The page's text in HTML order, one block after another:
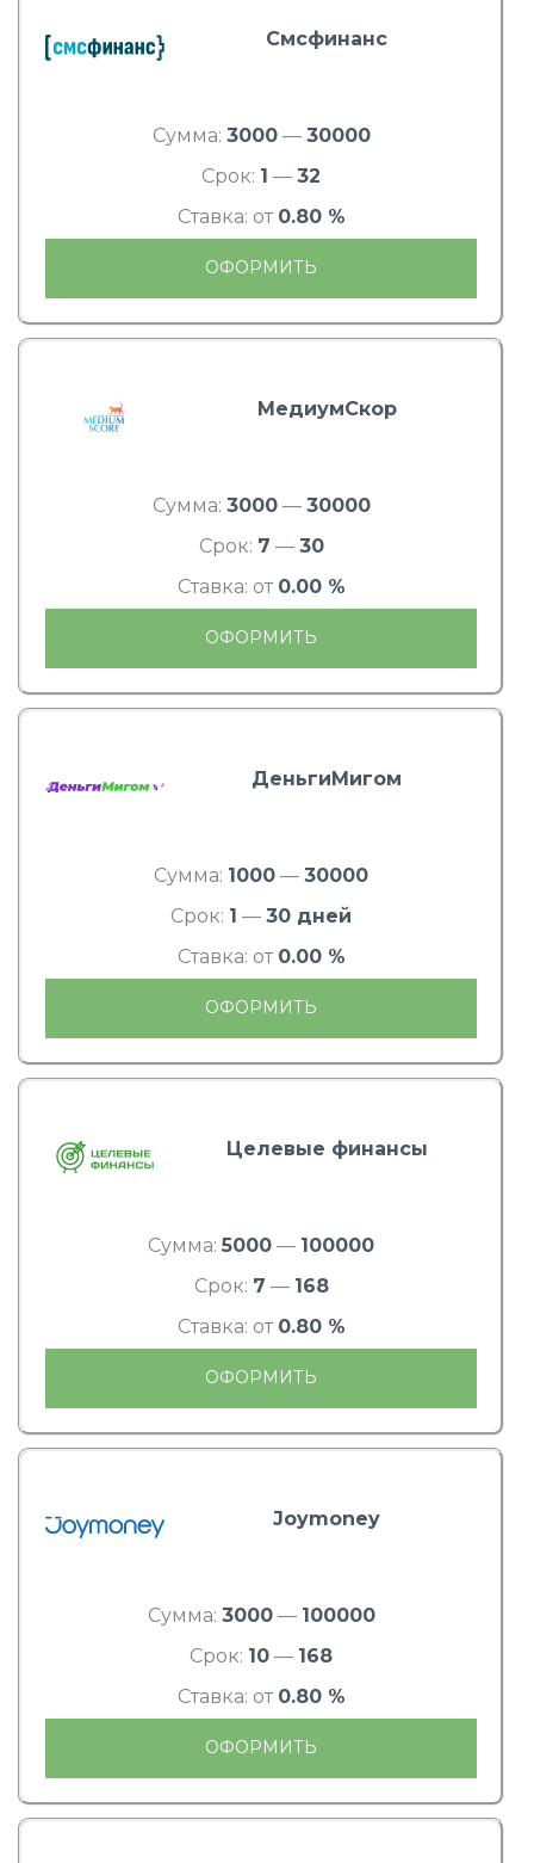
Смсфинанс
Сумма: 3000— 30000
Срок: 1 — 32
Ставка: от 0.80 %
ОФОРМИТЬ
МедиумСкор
Сумма: 3000— 30000
Срок: 7 — 30
Ставка: от 0.00 %
ОФОРМИТЬ
ДеньгиМигом
Сумма: 1000 — 30000
Срок: 1 — 30 дней
Ставка: от 0.00 %
ОФОРМИТЬ
Целевые финансы
Сумма: 5000 — 100000
Срок: 7 — 168
Ставка: от 0.80 %
ОФОРМИТЬ
Joymoney
Сумма: 3000— 100000
Срок: 10 — 168
Ставка: от 0.80 %
ОФОРМИТЬ